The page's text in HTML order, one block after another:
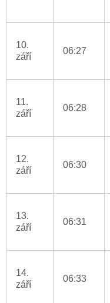
10.
září
06:27
11.
září
06:28
12.
září
06:30
13.
září
06:31
14.
září
06:33